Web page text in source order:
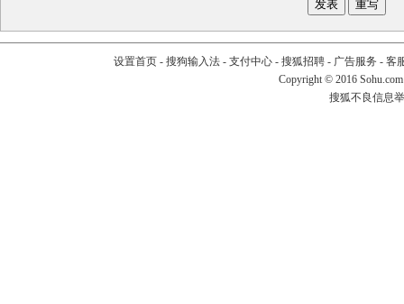
设置首页- 搜狗输入法- 支付中心- 搜狐招聘- 广告服务 - 客
Copyright © 2016
搜狐不良信息